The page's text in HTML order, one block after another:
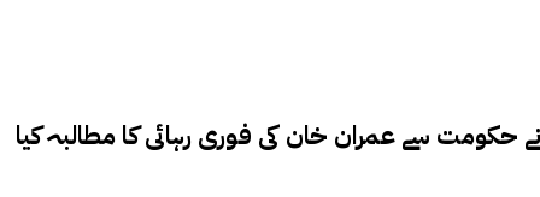
حکومت سے عمران خان کی فوری رہائی کا مطالبہ کیا